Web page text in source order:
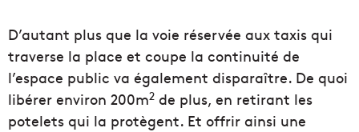
D’autant plus que la voie réservée aux taxis qui
traverse la place et coupe la continuité de
l’espace public va également disparaître. De quoi
libérer environ 200m2 de plus, en retirant les
potelets qui la protègent. Et offrir ainsi une